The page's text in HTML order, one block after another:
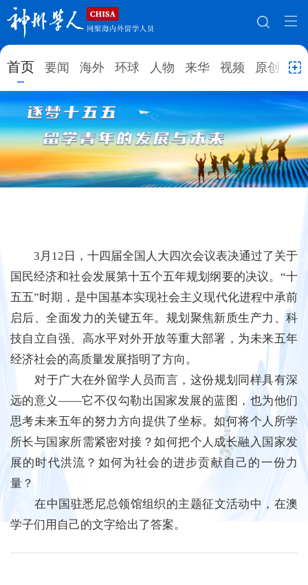
首页 要闻 海外 环球 人物 来华 视频 原创 就
网站地图
首页 要闻
人物 来华 视频 原创
就业创业 合作办学 直播访谈 留学
更多数据
3月12日，十四届全国人大四次会议表决通过了关于
国民经济和社会发展第十五个五年规划纲要的决议。“十
五五”时期，是中国基本实现社会主义现代化进程中承前
启后、全面发力的关键五年。规划聚焦新质生产力、科
技自立自强、高水平对外开放等重大部署，为未来五年
经济社会的高质量发展指明了方向。
对于广大在外留学人员而言，这份规划同样具有深
远的意义——它不仅勾勒出国家发展的蓝图，也为他们
思考未来五年的努力方向提供了坐标。如何将个人所学
所长与国家所需紧密对接？如何把个人成长融入国家发
展的时代洪流？如何为社会的进步贡献自己的一份力
量？
在中国驻悉尼总领馆组织的主题征文活动中，在澳
学子们用自己的文字给出了答案。